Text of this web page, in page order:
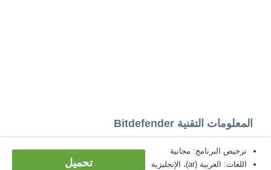
المعلومات التقنية Bitdefender
تحميل
ترخيص البرنامج: مجانية
اللغات: العربية (ar)، الإنجليزية